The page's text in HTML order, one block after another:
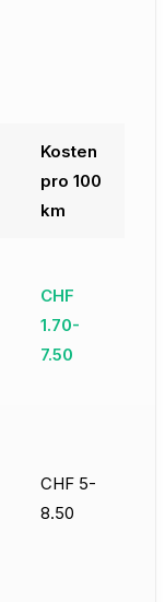
Kosten
pro 100
km
CHF
1.70-
7.50
CHF 5-
8.50